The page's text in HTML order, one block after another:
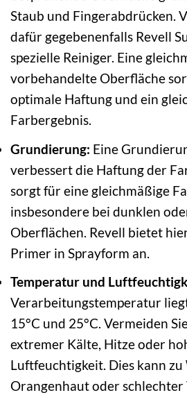
Staub und Fingerabdrücken.
dafür gegebenenfalls Revell
spezielle Reiniger. Eine
vorbehandelte Oberfläche
optimale Haftung und ein
Farbergebnis.
Grundierung: Eine
verbessert die Haftung der
sorgt für eine gleichmäßige
insbesondere bei dunklen
Oberflächen. Revell bietet
Primer in Sprayform an.
Temperatur und
Verarbeitungstemperatur
15°C und 25°C. Vermeiden
extremer Kälte, Hitze oder
Luftfeuchtigkeit. Dies kann
Orangenhaut oder